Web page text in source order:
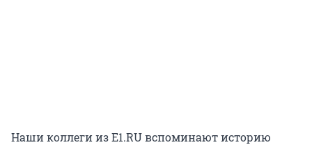
Наши коллеги из E1.RU вспоминают историю